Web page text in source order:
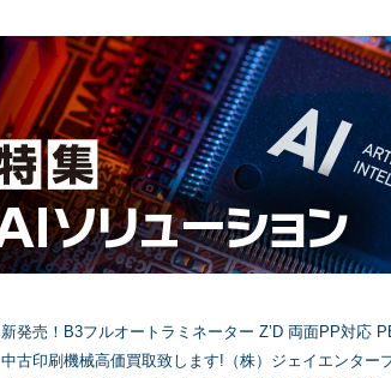
新発売！B3フルオートラミネーター Z’D 両面PP対応
中古印刷機械高価買取致します!（株）ジェイエンター